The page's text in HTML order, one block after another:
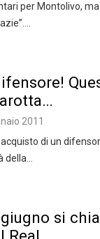
per Montolivo,
2011
di un
si